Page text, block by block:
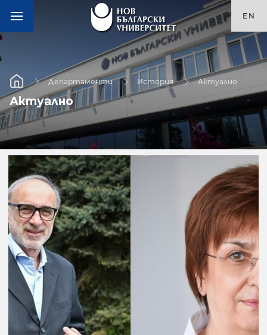
EN
Департаменти История Актуално
Актуално